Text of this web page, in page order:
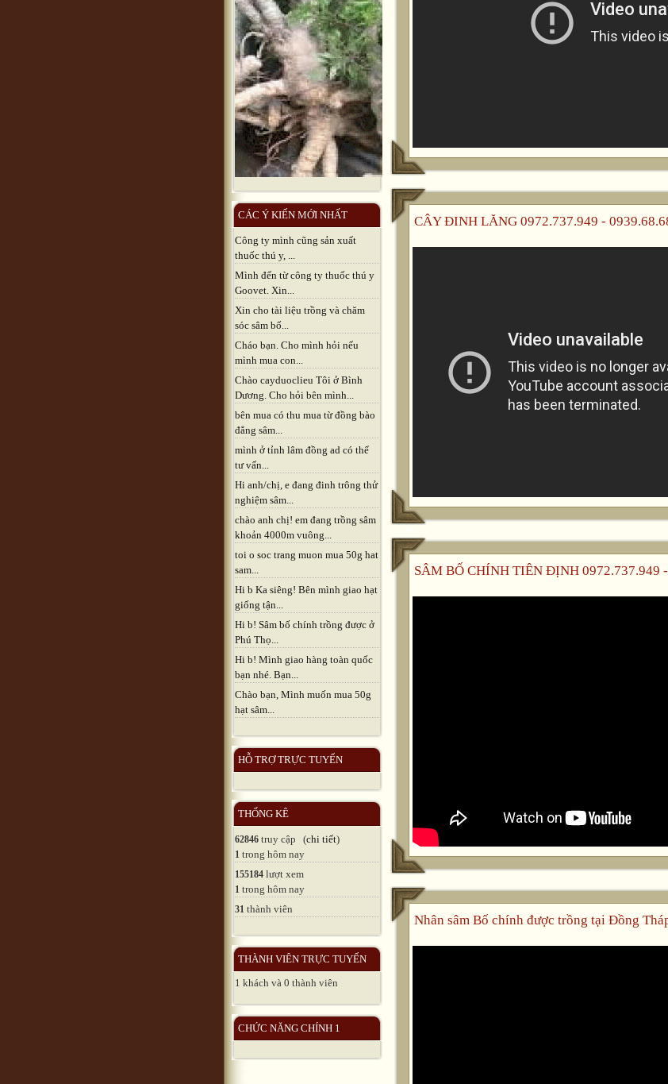
CÁC Ý KIẾN MỚI NHẤT
Công ty mình cũng sản xuất
thuốc thú y, ...
Mình đến từ công ty thuốc thú y
Goovet. Xin...
Xin cho tài liệu trồng và chăm
sóc sâm bố...
Cháo bạn. Cho mình hỏi nếu
mình mua con...
Chào cayduoclieu Tôi ở Bình
Dương. Cho hỏi bên mình...
bên mua có thu mua từ đồng bào
đẳng sâm...
mình ở tỉnh lâm đồng ad có thể
tư vấn...
Hi anh/chị, e đang đinh trông thử
nghiệm sâm...
chào anh chị! em đang trồng sâm
khoản 4000m vuông...
toi o soc trang muon mua 50g hat
sam...
Hi b Ka siêng! Bên mình giao hạt
giống tận...
Hi b! Sâm bố chính trồng được ở
Phú Thọ...
Hi b! Mình giao hàng toàn quốc
bạn nhé. Bạn...
Chào bạn, Mình muốn mua 50g
hạt sâm...
HỖ TRỢ TRỰC TUYẾN
THỐNG KÊ
62846 truy cập (chi tiết)
1 trong hôm nay
155184 lượt xem
1 trong hôm nay
31 thành viên
THÀNH VIÊN TRỰC TUYẾN
1 khách và 0 thành viên
CHỨC NĂNG CHÍNH 1
CÂY ĐINH LĂNG 0972.737.949 -
SÂM BỐ CHÍNH TIÊN ĐỊNH 0972.737.949
Nhân sâm Bố chính được trồng tại Đồng